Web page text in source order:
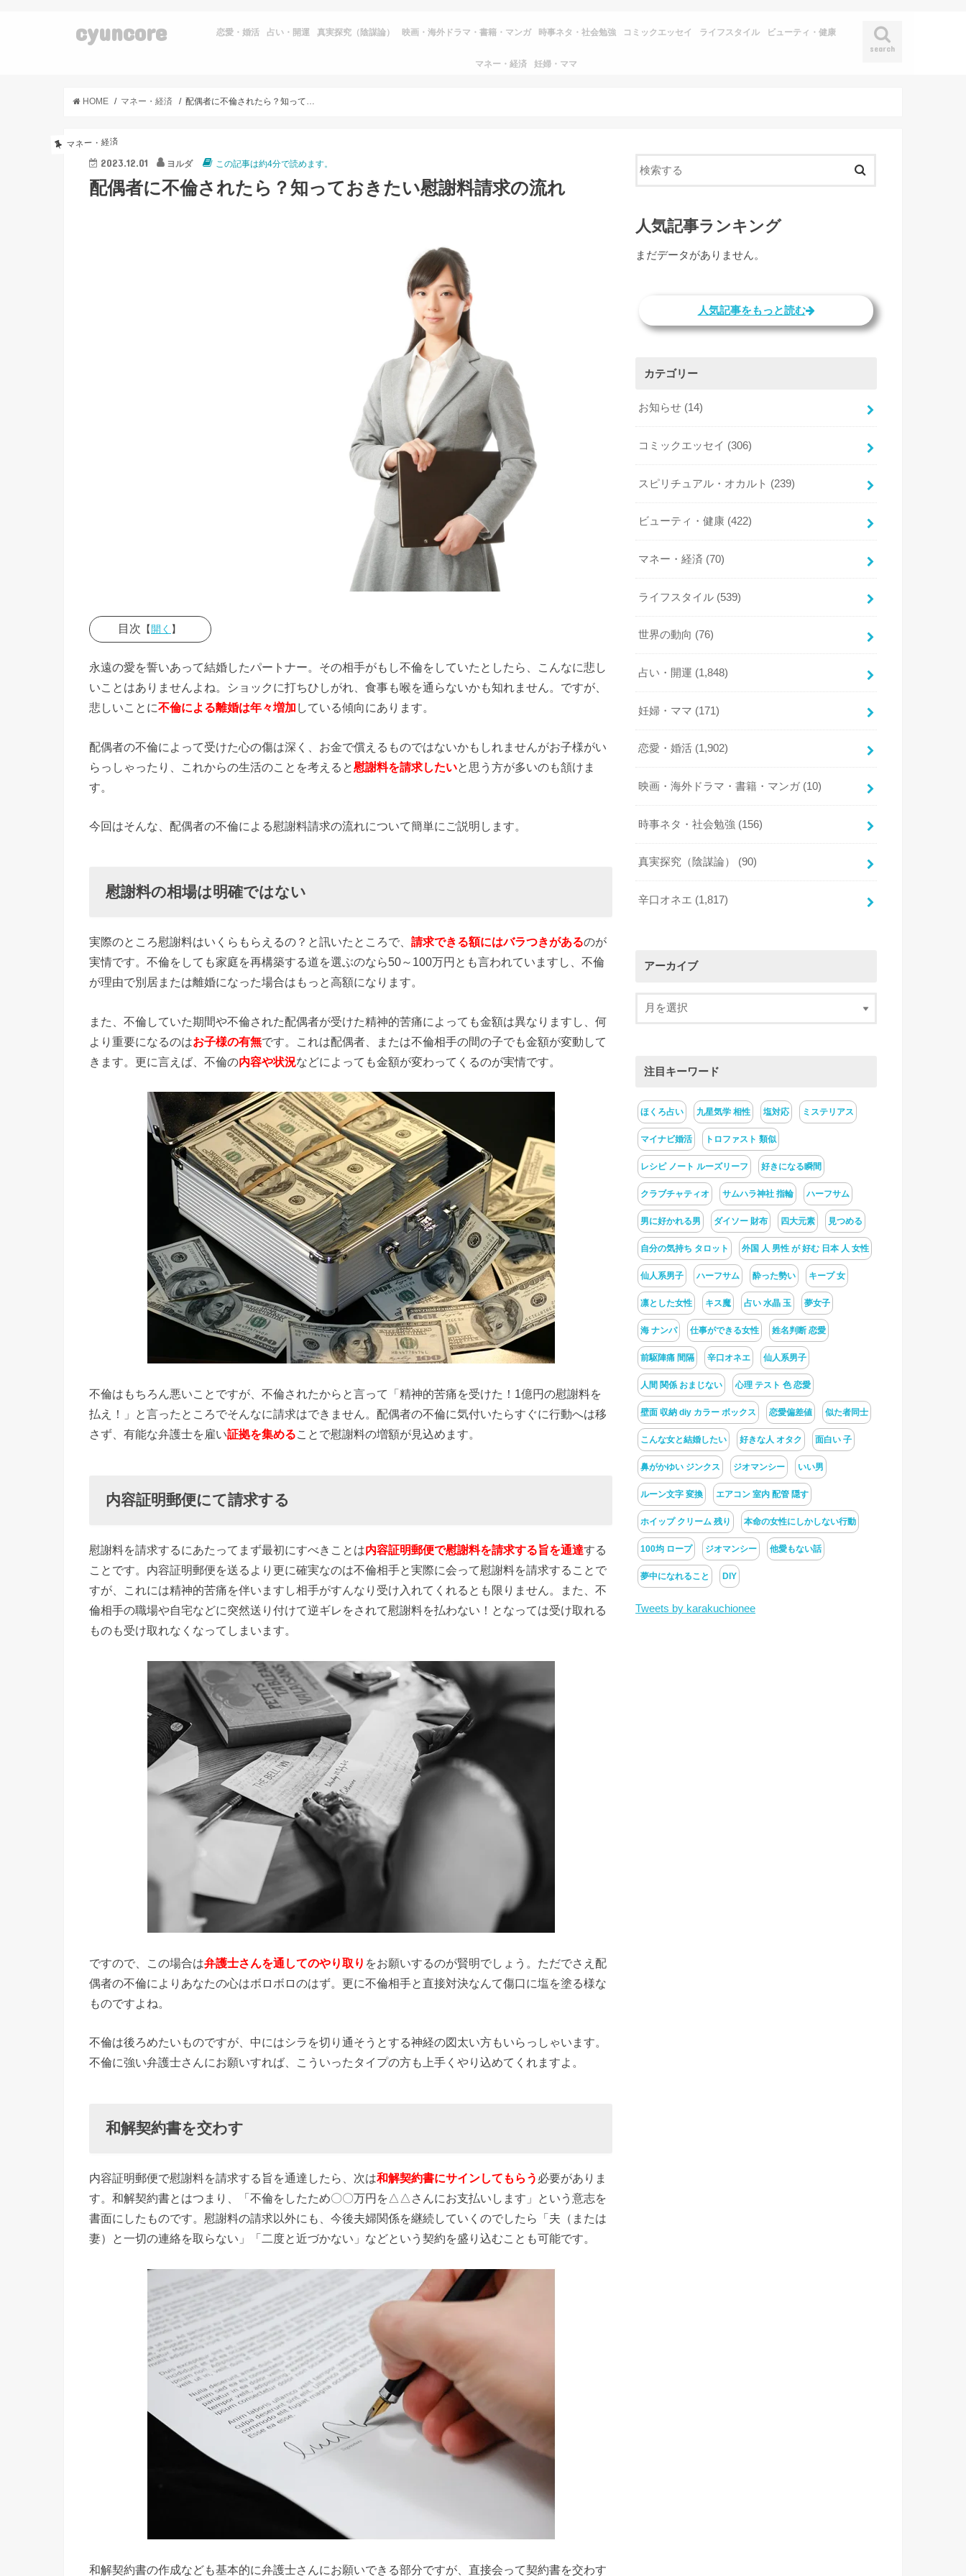
cyuncore
search
恋愛・婚活 占い・開運 真実探究（陰謀論） 映画・海外ドラマ・書籍・マンガ 時事ネタ・社会勉強 コミックエッセイ ライフスタイル ビューティ・健康
マネー・経済 妊婦・ママ
HOME マネー・経済
マネー・経済
2023.12.01 ヨルダ この記事は約4分で読めます。
配偶者に不倫されたら？知っておきたい慰謝料請求の流れ
目次 【開く 】
の相場は
明確では
› 内容証
明郵便に
› 和解契
› 公正証
ンをもら
う
› 調停を
永遠の愛を誓いあって結婚したパートナー。その相手がもし不倫をしていたとしたら、こんなに悲し
いことはありませんよね。ショックに打ちひしがれ、食事も喉を通らないかも知れません。ですが、
悲しいことに不倫による離婚は年々増加 している傾向にあります。
配偶者の不倫によって受けた心の傷は深く、お金で償えるものではないかもしれませんがお子様がい
らっしゃったり、これからの生活のことを考えると慰謝料を請求したいと思う方が多いのも頷けま
す。
今回はそんな、配偶者の不倫による慰謝料請求の流れについて簡単にご説明します。
慰謝料の相場は明確ではない
実際のところ慰謝料はいくらもらえるの？と訊いたところで、 請求できる額にはバラつきがあるのが
実情です。不倫をしても家庭を再構築する道を選ぶのなら50～100万円とも言われていますし、不倫
が理由で別居または離婚になった場合はもっと高額になります。
また、不倫していた期間や不倫された配偶者が受けた精神的苦痛によっても金額は異なりますし、何
より重要になるのはお子様の有無です。これは配偶者、または不倫相手の間の子でも金額が変動して
きます。更に言えば、不倫の内容や状況などによっても金額が変わってくるのが実情です。
不倫はもちろん悪いことですが、不倫されたからと言って「精神的苦痛を受けた！1億円の慰謝料を
払え！」と言ったところでそんなに請求はできません。配偶者の不倫に気付いたらすぐに行動へは移
さず、有能な弁護士を雇い証拠を集めることで慰謝料の増額が見込めます。
内容証明郵便にて請求する
慰謝料を請求するにあたってまず最初にすべきことは内容証明郵便で慰謝料を請求する旨を通達する
ことです。内容証明郵便を送るより更に確実なのは不倫相手と実際に会って慰謝料を請求することで
すが、これには精神的苦痛を伴いますし相手がすんなり受け入れてくれるとも限りません。また、不
倫相手の職場や自宅などに突然送り付けて逆ギレをされて慰謝料を払わない！となっては受け取れる
ものも受け取れなくなってしまいます。
ですので、この場合は弁護士さんを通してのやり取り をお願いするのが賢明でしょう。ただでさえ配
偶者の不倫によりあなたの心はボロボロのはず。更に不倫相手と直接対決なんて傷口に塩を塗る様な
ものですよね。
不倫は後ろめたいものですが、中にはシラを切り通そうとする神経の図太い方もいらっしゃいます。
不倫に強い弁護士さんにお願いすれば、こういったタイプの方も上手くやり込めてくれますよ。
和解契約書を交わす
内容証明郵便で慰謝料を請求する旨を通達したら、次は和解契約書にサインしてもらう 必要がありま
す。和解契約書とはつまり、「不倫をしたため〇〇万円を△△さんにお支払いします」という意志を
書面にしたものです。慰謝料の請求以外にも、今後夫婦関係を継続していくのでしたら「夫（または
妻）と一切の連絡を取らない」「二度と近づかない」などという契約を盛り込むことも可能です。
和解契約書の作成なども基本的に弁護士さんにお願いできる部分ですが、直接会って契約書を交わす
人気記事ランキング
まだデータがありません。
人気記事をもっと読む
カテゴリー
お知らせ (14)
コミックエッセイ (306)
スピリチュアル・オカルト (239)
ビューティ・健康 (422)
マネー・経済 (70)
ライフスタイル (539)
世界の動向 (76)
占い・開運 (1,848)
妊婦・ママ (171)
恋愛・婚活 (1,902)
映画・海外ドラマ・書籍・マンガ (10)
時事ネタ・社会勉強 (156)
真実探究（陰謀論） (90)
辛口オネエ (1,817)
アーカイブ
注目キーワード
ほくろ占い 九星気学 相性 塩対応 ミステリアス
マイナビ婚活 トロファスト 類似
レシピ ノート ルーズリーフ 好きになる瞬間
クラブチャティオ サムハラ神社 指輪 ハーフサム
男に好かれる男 ダイソー 財布 四大元素 見つめる
自分の気持ち タロット 外国 人 男性 が 好む 日本 人 女性
仙人系男子 ハーフサム 酔った勢い キープ 女
凛とした女性 キス魔 占い 水晶 玉 夢女子
海 ナンパ 仕事ができる女性 姓名判断 恋愛
前駆陣痛 間隔 辛口オネエ 仙人系男子
人間 関係 おまじない 心理 テスト 色 恋愛
壁面 収納 diy カラー ボックス 恋愛偏差値 似た者同士
こんな女と結婚したい 好きな人 オタク 面白い 子
鼻がかゆい ジンクス ジオマンシー いい男
ルーン文字 変換 エアコン 室内 配管 隠す
ホイップ クリーム 残り 本命の女性にしかしない行動
100均 ロープ ジオマンシー 他愛もない話
夢中になれること DIY
Tweets by karakuchionee